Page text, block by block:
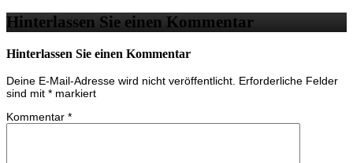
Hinterlassen Sie einen Kommentar
Hinterlassen Sie einen Kommentar
Deine E-Mail-Adresse wird nicht veröffentlicht. Erforderliche Felder
sind mit * markiert
Kommentar *